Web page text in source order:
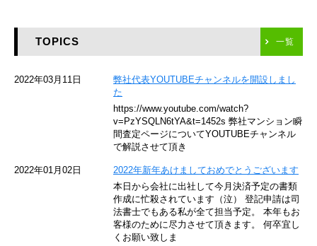
東海道新幹線
東京メトロ東西線
京王井の頭線
JR湘南新宿ライン
TOPICS 一覧
2022年03月11日
弊社代表YOUTUBEチャンネルを開設しまし
た
https://www.youtube.com/watch?
v=PzYSQLN6tYA&t=1452s 弊社マンション瞬
間査定ページについてYOUTUBEチャンネル
で解説させて頂き
2022年01月02日
2022年新年あけましておめでとうございます
本日から会社に出社して今月決済予定の書類
作成に忙殺されています（泣） 登記申請は司
法書士でもある私が全て担当予定。 本年もお
客様のために尽力させて頂きます。 何卒宜し
くお願い致しま